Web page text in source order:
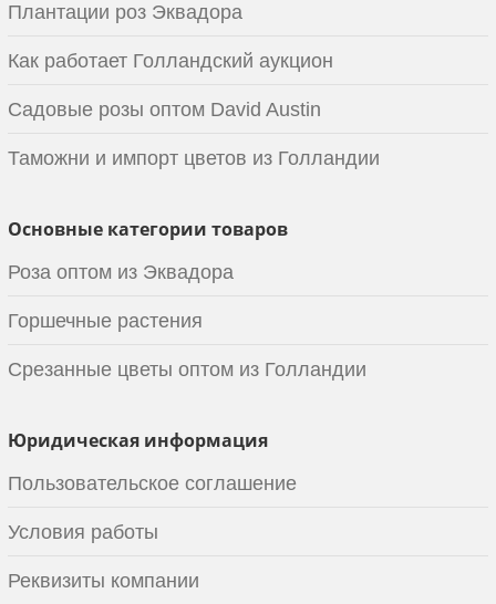
Плантации роз Эквадора
Как работает Голландский аукцион
Садовые розы оптом David Austin
Таможни и импорт цветов из Голландии
Основные категории товаров
Роза оптом из Эквадора
Горшечные растения
Срезанные цветы оптом из Голландии
Юридическая информация
Пользовательское соглашение
Условия работы
Реквизиты компании